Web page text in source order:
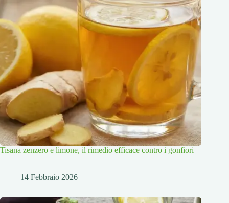
Tisana zenzero e limone, il rimedio efficace contro i gonfiori
14 Febbraio 2026